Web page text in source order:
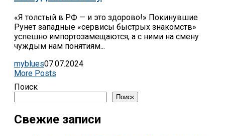
«Я толстый в РФ — и это здорово!» Покинувшие
Рунет западные «сервисы быстрых знакомств»
успешно импортозамещаются, а с ними на смену
чуждым нам понятиям...
myblues07.07.2024
More Posts
Поиск
Поиск
Свежие записи